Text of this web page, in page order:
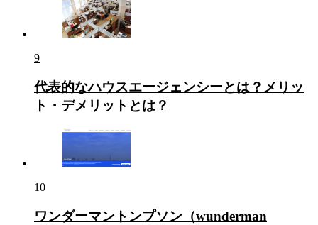
9
代表的なハウスエージェンシーとは？メリッ
ト・デメリットとは？
10
ワンダーマントンプソン（wunderman